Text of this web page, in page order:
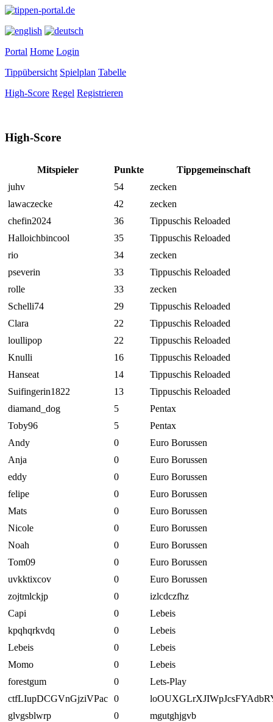
Portal Home Login
Tippübersicht Spielplan Tabelle
High-Score Regel Registrieren
High-Score
Mitspieler Punkte
Tippgemeinschaft
juhv
54
zecken
lawaczecke
42
zecken
chefin2024
36
Tippuschis Reloaded
Halloichbincool
35
Tippuschis Reloaded
rio
34
zecken
pseverin
33
Tippuschis Reloaded
rolle
33
zecken
Schelli74
29
Tippuschis Reloaded
Clara
22
Tippuschis Reloaded
loullipop
22
Tippuschis Reloaded
Knulli
16
Tippuschis Reloaded
Hanseat
14
Tippuschis Reloaded
Suifingerin1822
13
Tippuschis Reloaded
diamand_dog
5
Pentax
Toby96
5
Pentax
Andy
0
Euro Borussen
Anja
0
Euro Borussen
eddy
0
Euro Borussen
felipe
0
Euro Borussen
Mats
0
Euro Borussen
Nicole
0
Euro Borussen
Noah
0
Euro Borussen
Tom09
0
Euro Borussen
uvkktixcov
0
Euro Borussen
zojtmlckjp
0
izlcdczfhz
Capi
0
Lebeis
kpqhqrkvdq
0
Lebeis
Lebeis
0
Lebeis
Momo
0
Lebeis
forestgum
0
Lets-Play
ctfLIupDCGVnGjziVPac 0
glvgsblwrp
0
mgutghjgvb